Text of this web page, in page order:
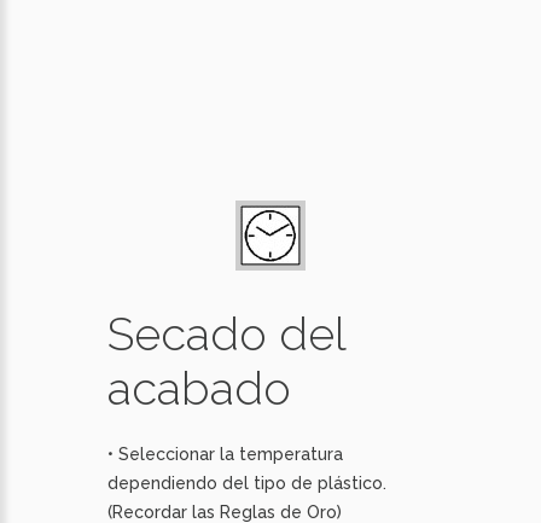
Secado del
acabado
• Seleccionar la temperatura
dependiendo del tipo de plástico.
(Recordar las Reglas de Oro)